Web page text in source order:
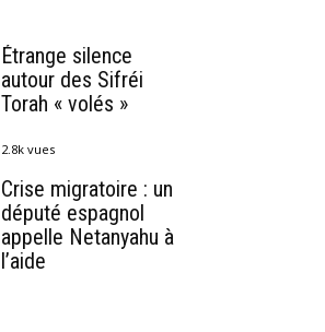
Étrange silence
autour des Sifréi
Torah « volés »
2.8k vues
Crise migratoire : un
député espagnol
appelle Netanyahu à
l’aide